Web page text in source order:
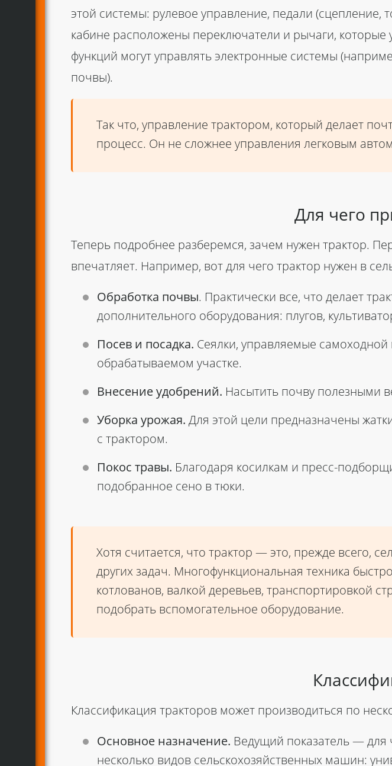
этой системы: рулевое управление, педали (сцепление,
кабине расположены переключатели и рычаги,
функций могут управлять электронные системы
почвы).
Так что, управление трактором, который делает
процесс. Он не сложнее управления легковым
Для чего
Теперь подробнее разберемся, зачем нужен трактор.
впечатляет. Например, вот для чего трактор нужен в
Обработка почвы. Практически все, что делает
дополнительного оборудования: плугов,
Посев и посадка. Сеялки, управляемые
обрабатываемом участке.
Внесение удобрений. Насытить почву полезными
Уборка урожая. Для этой цели предназначены
с трактором.
Покос травы. Благодаря косилкам и пресс-
подобранное сено в тюки.
Хотя считается, что трактор — это, прежде всего,
других задач. Многофункциональная техника
котлованов, валкой деревьев, транспортировкой
подобрать вспомогательное оборудование.
Классификация тракторов может производиться по
Основное назначение. Ведущий показатель — для
несколько видов сельскохозяйственных машин: